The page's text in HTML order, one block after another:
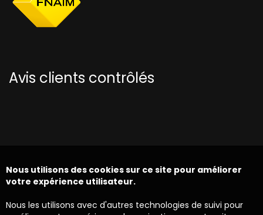
Avis clients contrôlés
Nous utilisons des cookies sur ce site pour améliorer
votre expérience utilisateur.
Nous les utilisons avec d'autres technologies de suivi pour